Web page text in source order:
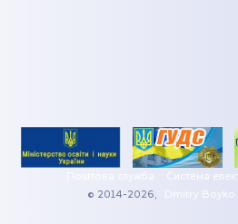
Поштова служба
Система
© 2014-2026,
Dmitry Boyko